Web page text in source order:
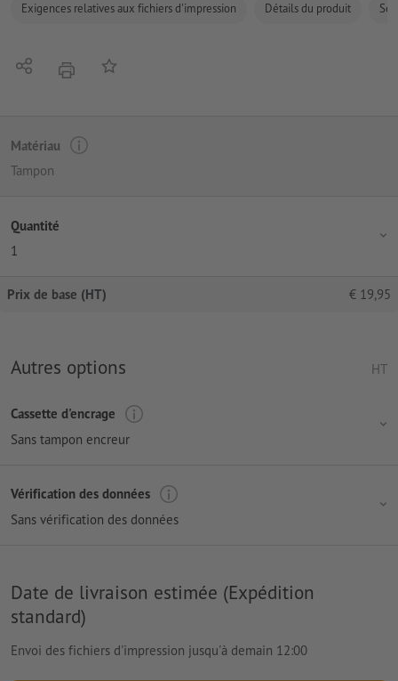
Exigences relatives aux fichiers d'impression Détails du produit
PartagerimprimerAjouter à liste d'article
Matériau
Tampon
Quantité
1
Prix de base (HT) € 19,95
Autres options HT
Cassette d'encrage
Sans tampon encreur
Vérification des données
Sans vérification des données
Date de livraison estimée (Expédition
standard)
Envoi des fichiers d'impression jusqu'à demain 12:00